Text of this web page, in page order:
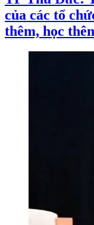
của các tổ
thêm, học